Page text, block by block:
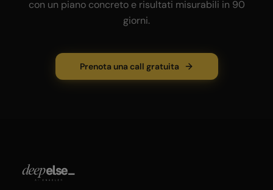
con un piano concreto e risultati misurabili in 90
giorni.
Prenota una call gratuita